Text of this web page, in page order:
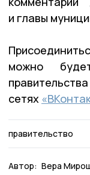
и главы
можно
сетях
правительство
Автор: Вера